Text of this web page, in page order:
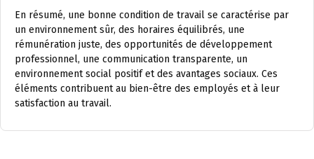
En résumé, une bonne condition de travail se caractérise par
un environnement sûr, des horaires équilibrés, une
rémunération juste, des opportunités de développement
professionnel, une communication transparente, un
environnement social positif et des avantages sociaux. Ces
éléments contribuent au bien-être des employés et à leur
satisfaction au travail.